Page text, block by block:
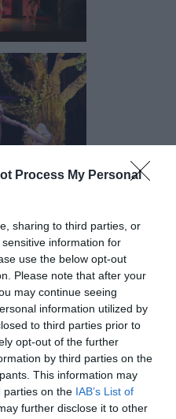
Process My Personal
sharing to third parties, or
information for
use the below opt-out
Please note that after your
may continue seeing
information utilized by
to third parties prior to
opt-out of the further
by third parties on the
This information may
parties on the IAB’s List of
further disclose it to other